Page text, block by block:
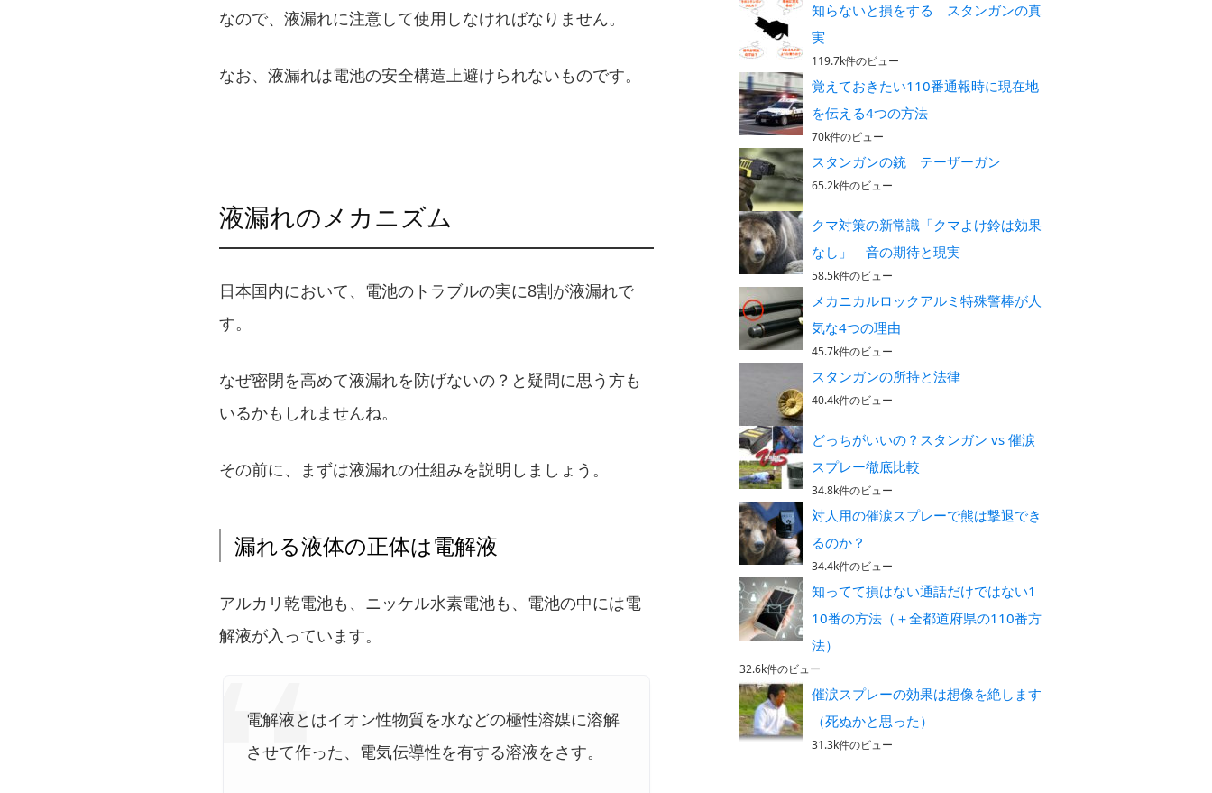
なので、液漏れに注意して使用しなければなりません。
なお、液漏れは電池の安全構造上避けられないものです。
液漏れのメカニズム
日本国内において、電池のトラブルの実に8割が液漏れで
す。
なぜ密閉を高めて液漏れを防げないの？と疑問に思う方も
いるかもしれませんね。
その前に、まずは液漏れの仕組みを説明しましょう。
漏れる液体の正体は電解液
アルカリ乾電池も、ニッケル水素電池も、電池の中には電
解液が入っています。
電解液とはイオン性物質を水などの極性溶媒に溶解
させて作った、電気伝導性を有する溶液をさす。
知らないと損をする スタンガンの真
実
119.7k件のビュー
覚えておきたい110番通報時に現在地
を伝える4つの方法
70k件のビュー
スタンガンの銃 テーザーガン
65.2k件のビュー
クマ対策の新常識「クマよけ鈴は効果
なし」 音の期待と現実
58.5k件のビュー
メカニカルロックアルミ特殊警棒が人
気な4つの理由
45.7k件のビュー
スタンガンの所持と法律
40.4k件のビュー
どっちがいいの？スタンガン vs 催涙
スプレー徹底比較
34.8k件のビュー
対人用の催涙スプレーで熊は撃退でき
るのか？
34.4k件のビュー
知ってて損はない通話だけではない1
10番の方法（＋全都道府県の110番方
法）
32.6k件のビュー
催涙スプレーの効果は想像を絶します
（死ぬかと思った）
31.3k件のビュー